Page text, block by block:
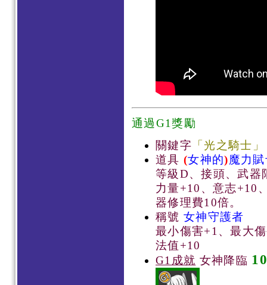
通過G1獎勵
關鍵字 「光之騎士」
道具 (女神的)魔力
等級D、接頭、武器
力量+10、意志+10
器修理費10倍。
稱號 女神守護者
最小傷害+1、最大
法值+10
G1成就 女神降臨